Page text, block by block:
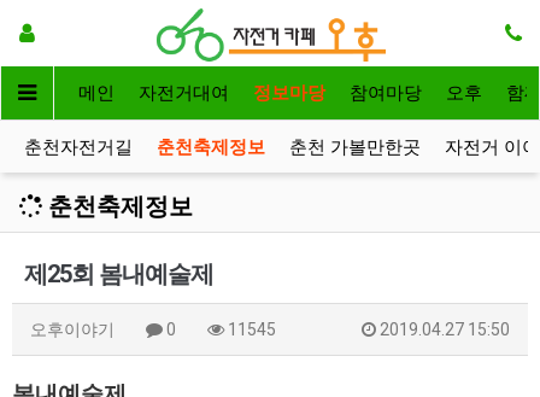
메인 자전거대여 정보마당 참여마당 오후 함
춘천자전거길 춘천축제정보 춘천 가볼만한곳 자전거 이
춘천축제정보
제25회 봄내예술제
오후이야기 0 11545 2019.04.27 15:50